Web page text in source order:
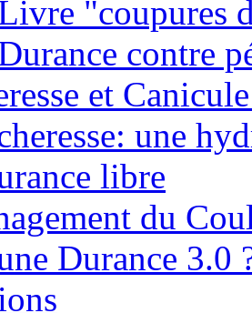
"coupures
contre
et
une
libre
du
Durance 3.0